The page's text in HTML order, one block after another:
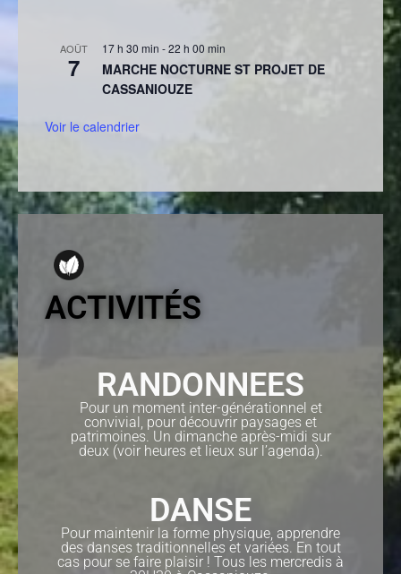
AOÛT
7
17 h 30 min -22 h 00 min
MARCHE NOCTURNE ST PROJET DE
CASSANIOUZE
Voir le calendrier
ACTIVITÉS
RANDONNEES
Pour un moment inter-générationnel et
convivial, pour découvrir paysages et
patrimoines. Un dimanche après-midi sur
deux (voir heures et lieux sur l’agenda).
DANSE
Pour maintenir la forme physique, apprendre
des danses traditionnelles et variées. En tout
cas pour se faire plaisir ! Tous les mercredis à